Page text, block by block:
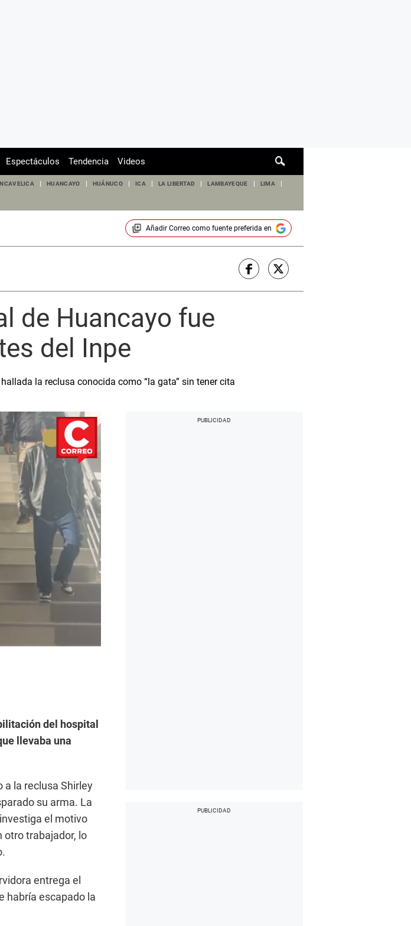
de
Espectáculos Tendencia Videos
HUANCAYO HUÁNUCO ICA LA LIBERTAD LAMBAYEQUE LIMA
Añadir Correocomo fuente preferida en
de Huancayo fue
del Inpe
la reclusa conocida como “la gata” sin tener cita
del hospital
llevaba una
a la reclusa Shirley
su arma. La
el motivo
otro trabajador, lo
entrega el
habría escapado la